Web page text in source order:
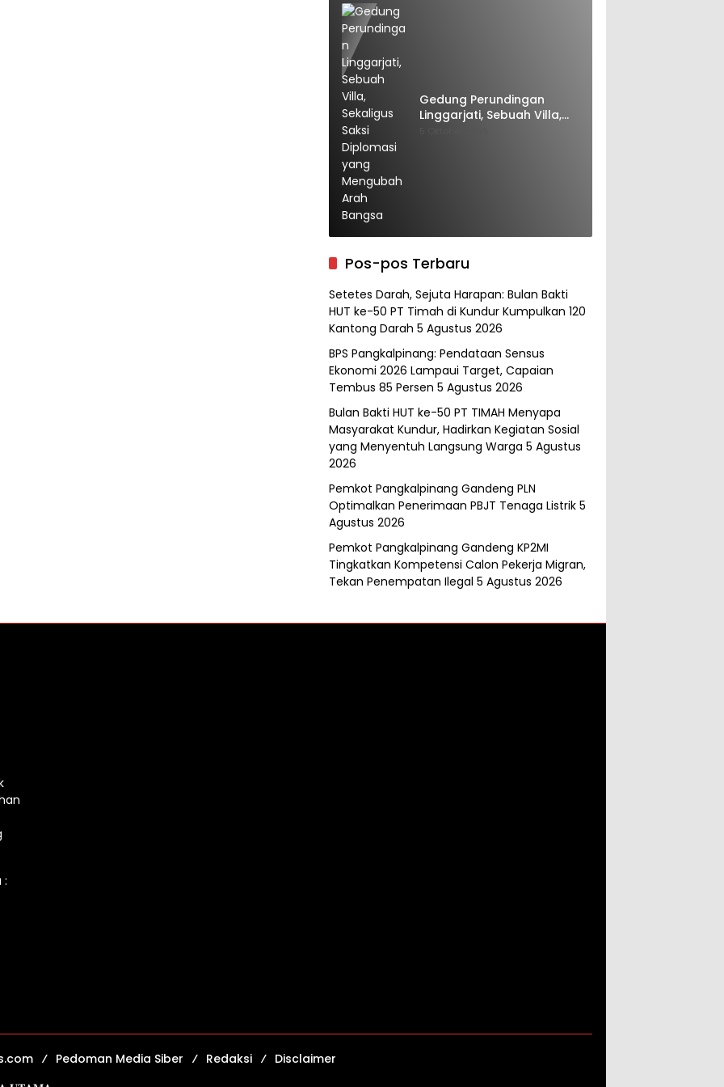
Gedung Perundingan
Linggarjati, Sebuah Villa,
Pos-pos Terbaru
Setetes Darah, Sejuta Harapan: Bulan Bakti
HUT ke-50 PT Timah di Kundur Kumpulkan 120
Kantong Darah 5 Agustus 2026
BPS Pangkalpinang: Pendataan Sensus
Ekonomi 2026 Lampaui Target, Capaian
Tembus 85 Persen 5 Agustus 2026
Bulan Bakti HUT ke-50 PT TIMAH Menyapa
Masyarakat Kundur, Hadirkan Kegiatan Sosial
yang Menyentuh Langsung Warga 5 Agustus
2026
Pemkot Pangkalpinang Gandeng PLN
Optimalkan Penerimaan PBJT Tenaga Listrik 5
Agustus 2026
Pemkot Pangkalpinang Gandeng KP2MI
Tingkatkan Kompetensi Calon Pekerja Migran,
Tekan Penempatan Ilegal 5 Agustus 2026
:
Pedoman Media Siber Redaksi
Disclaimer